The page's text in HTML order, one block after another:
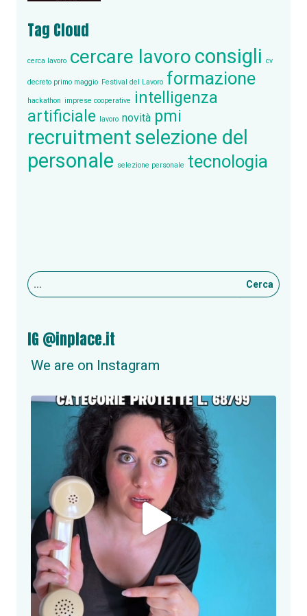
Tag Cloud
cerca lavoro cercare lavoro consigli cv
decreto primo maggio Festival del Lavoro formazione
hackathon imprese cooperative
intelligenza
artificiale lavoro novità pmi
recruitment selezione del
personale selezione personale tecnologia
Cerca
IG @inplace.it
We are on Instagram
inplace.it
NUOVA OPPORTUNITÀ DI LAVORO A ROMA!
Giu 24
0